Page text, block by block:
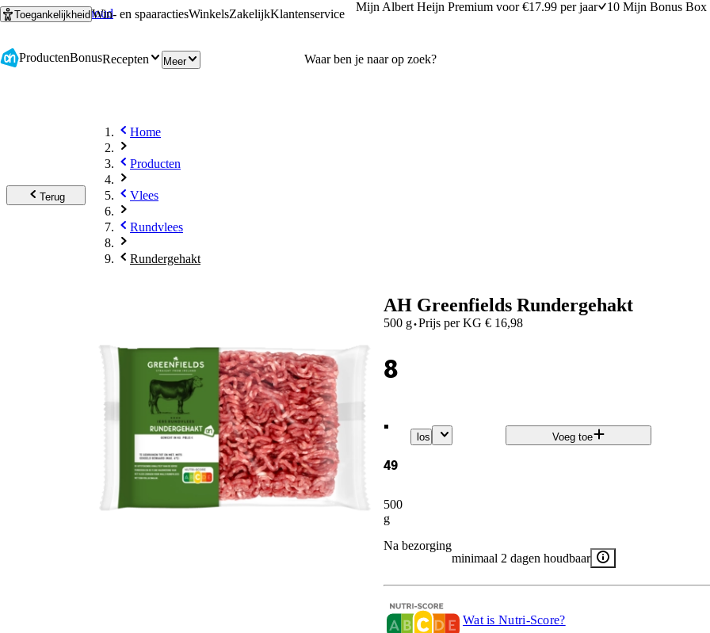
Ga naar hoofdinhoud
Ga naar zoeken
ToegankelijkheidWin- en spaaractiesWinkelsZakelijkKlantenservice
Mijn Albert Heijn Premium voor €17.99 per jaar 10 Mijn Bonus Box
ProductenBonusRecepten Meer
Terug
Home
Producten
Vlees
Rundvlees
Rundergehakt
AH Greenfields Rundergehakt
500 g·Prijs per KG € 16,98
8
.
49
500
g
los Voeg toe
Na bezorging
minimaal 2 dagen houdbaar
Wat is Nutri-Score?